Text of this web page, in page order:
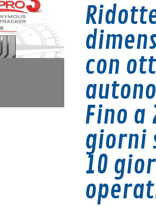
con
Fino a
giorni
10